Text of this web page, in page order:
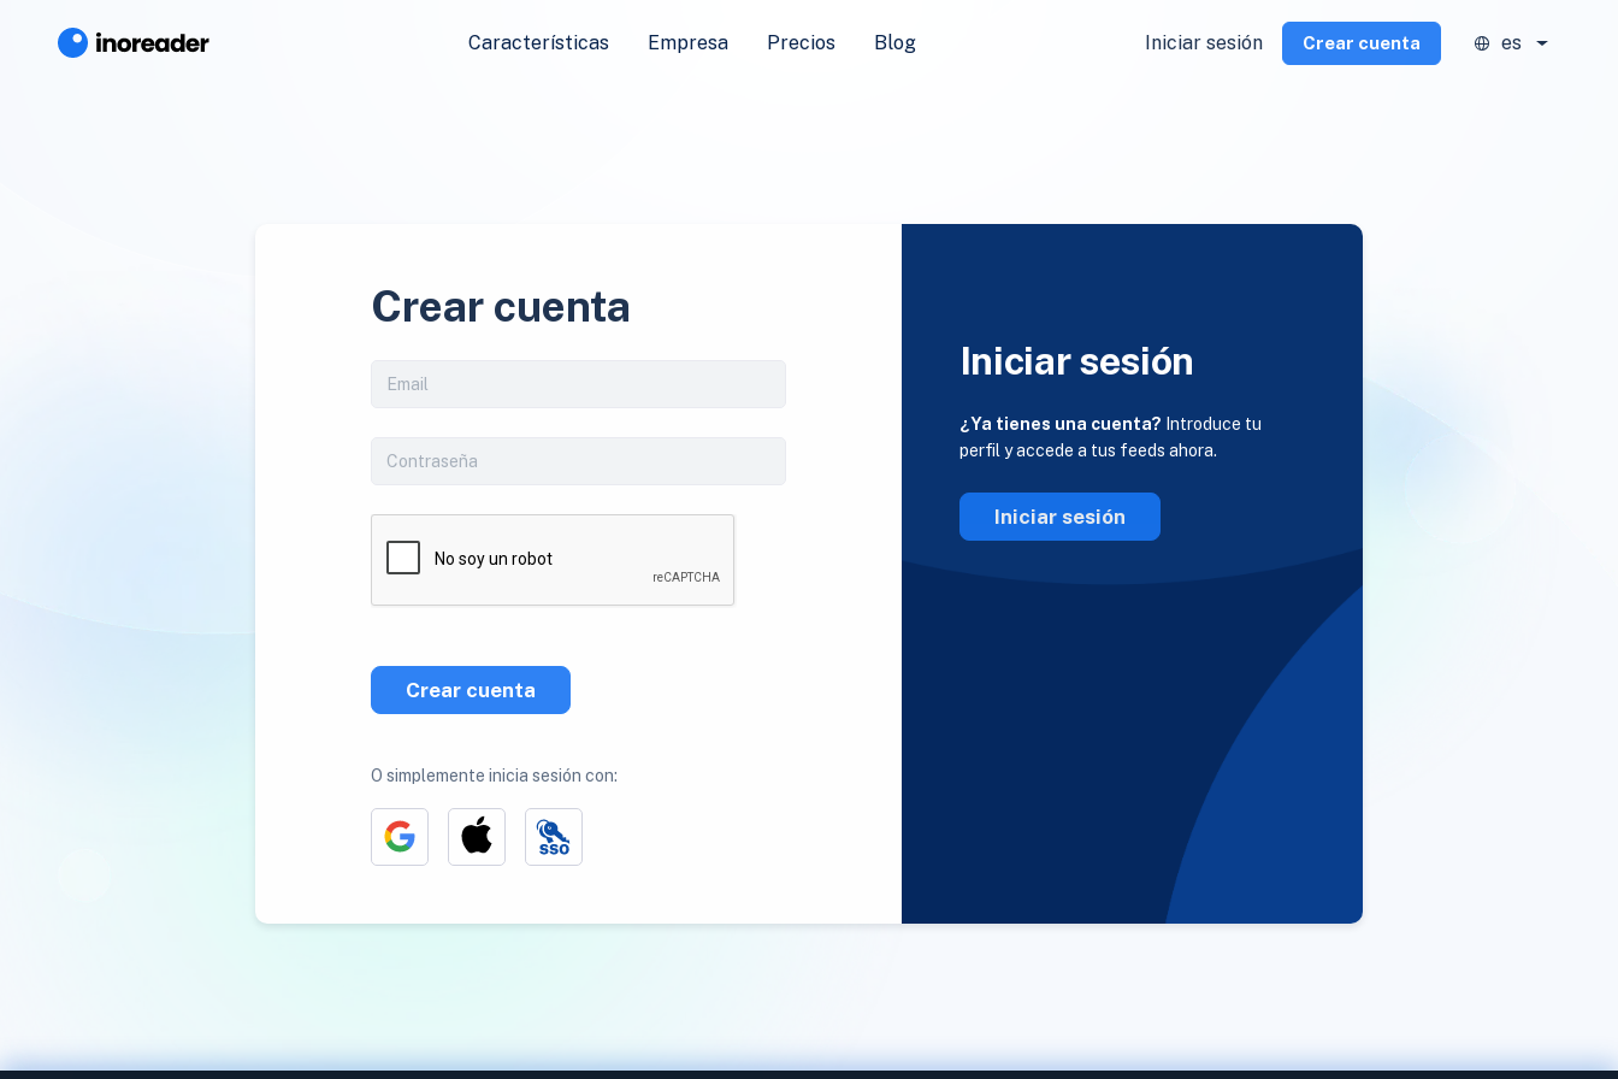
Características Empresa Precios Blog Iniciar sesión Crear cuenta es
Crear cuenta
Crear cuenta
O simplemente inicia sesión con:
Iniciar sesión
¿Ya tienes una cuenta? Introduce tu
perfil y accede a tus feeds ahora.
Iniciar sesión